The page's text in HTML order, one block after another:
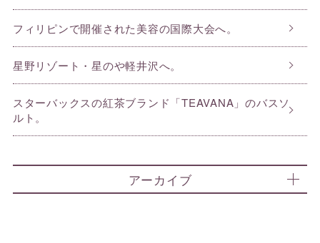
フィリピンで開催された美容の国際大会へ。
星野リゾート・星のや軽井沢へ。
スターバックスの紅茶ブランド「TEAVANA」のバスソ
ルト。
アーカイブ